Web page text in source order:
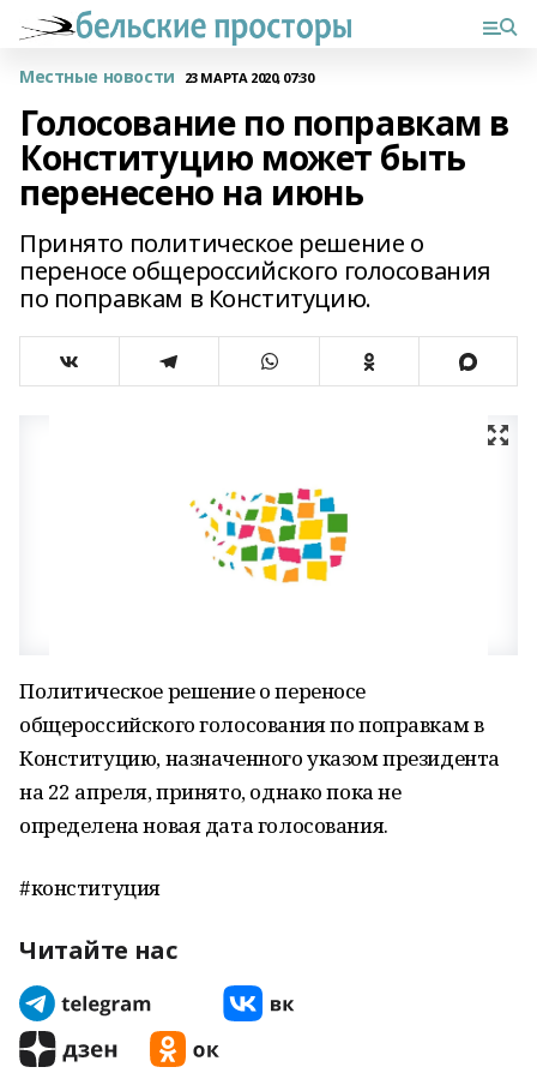
Местные новости 23 МАРТА 2020, 07:30
Голосование по поправкам в
Конституцию может быть
перенесено на июнь
Принято политическое решение о
переносе общероссийского голосования
по поправкам в Конституцию.
Политическое решение о переносе
общероссийского голосования по поправкам в
Конституцию, назначенного указом президента
на 22 апреля, принято, однако пока не
определена новая дата голосования.
#конституция
Читайте нас